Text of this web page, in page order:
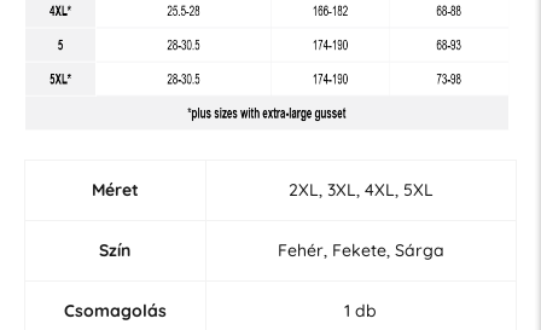
Méret 2XL, 3XL, 4XL, 5XL
Szín Fehér, Fekete, Sárga
Csomagolás 1 db